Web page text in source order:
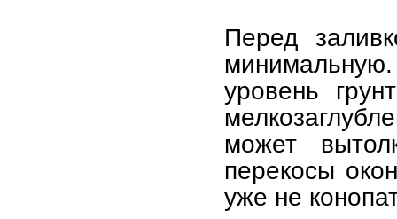
Перед
уровень
может
перекосы
уже не